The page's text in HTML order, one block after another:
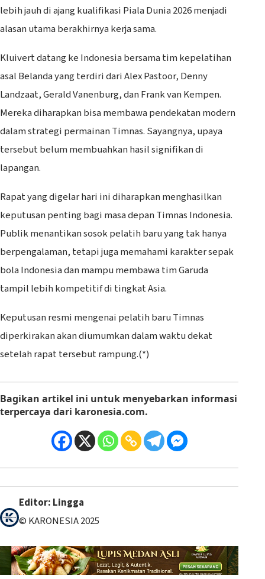
lebih jauh di ajang kualifikasi Piala Dunia 2026 menjadi
alasan utama berakhirnya kerja sama.
Kluivert datang ke Indonesia bersama tim kepelatihan
asal Belanda yang terdiri dari Alex Pastoor, Denny
Landzaat, Gerald Vanenburg, dan Frank van Kempen.
Mereka diharapkan bisa membawa pendekatan modern
dalam strategi permainan Timnas. Sayangnya, upaya
tersebut belum membuahkan hasil signifikan di
lapangan.
Rapat yang digelar hari ini diharapkan menghasilkan
keputusan penting bagi masa depan Timnas Indonesia.
Publik menantikan sosok pelatih baru yang tak hanya
berpengalaman, tetapi juga memahami karakter sepak
bola Indonesia dan mampu membawa tim Garuda
tampil lebih kompetitif di tingkat Asia.
Keputusan resmi mengenai pelatih baru Timnas
diperkirakan akan diumumkan dalam waktu dekat
setelah rapat tersebut rampung.(*)
Bagikan artikel ini untuk menyebarkan informasi
terpercaya dari karonesia.com.
Editor: Lingga
© KARONESIA 2025